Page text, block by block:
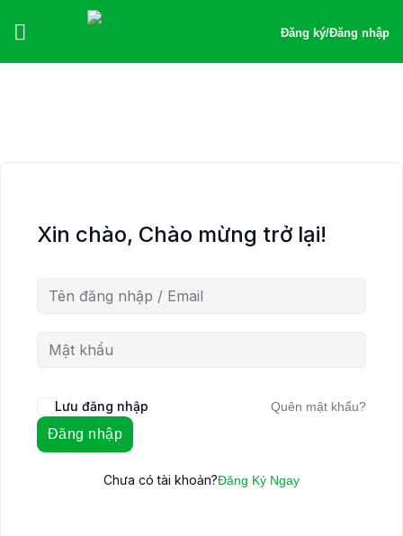
Đăng ký/Đăng nhập
Xin chào, Chào mừng trở lại!
Lưu đăng nhập Quên mật khẩu?
Đăng nhập
Chưa có tài khoản?Đăng Ký Ngay